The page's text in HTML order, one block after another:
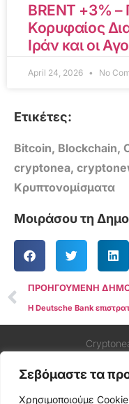
Σεβόμαστε τα
Χρησιμοποιούμε
BRENT +3% –
Κορυφαίος
Ιράν και οι
April 24, 2026 No
Ετικέτες:
Bitcoin, Blockchain,
cryptonea,
Κρυπτονομίσματα
Μοιράσου τη